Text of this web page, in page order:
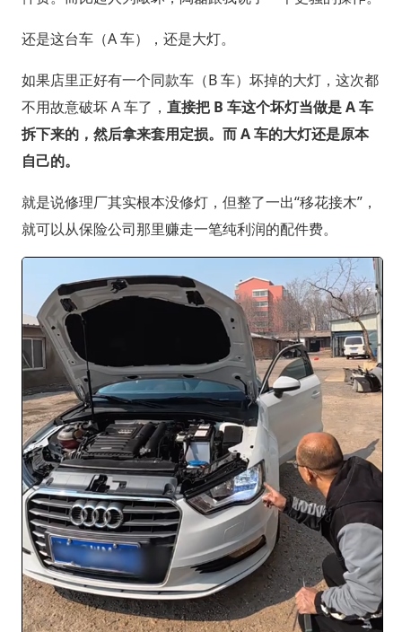
还是这台车（A 车），还是大灯。
如果店里正好有一个同款车（B 车）坏掉的大灯，这次都
不用故意破坏 A 车了， 直接把 B 车这个坏灯当做是 A 车
拆下来的，然后拿来套用定损。而 A 车的大灯还是原本
自己的。
就是说修理厂其实根本没修灯，但整了一出“移花接木”，
就可以从保险公司那里赚走一笔纯利润的配件费。